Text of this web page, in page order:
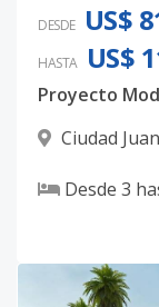
DESDE US$
HASTA US$
Ciudad
Desde 3